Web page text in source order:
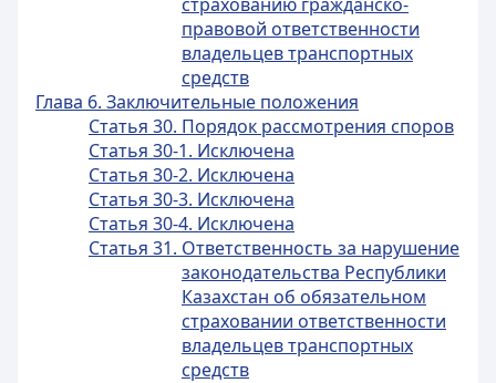
правовой ответственности
владельцев транспортных
средств
Глава 6. Заключительные положения
Статья 30. Порядок рассмотрения споров
Статья 30-1. Исключена
Статья 30-2. Исключена
Статья 30-3. Исключена
Статья 30-4. Исключена
Статья 31. Ответственность за нарушение
законодательства Республики
Казахстан об обязательном
страховании ответственности
владельцев транспортных
средств